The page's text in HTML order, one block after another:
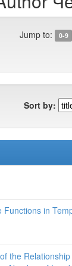
Jump to: 0-9
Sort by:
Functions in
the